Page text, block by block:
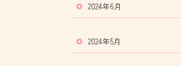
2024年6月
2024年5月